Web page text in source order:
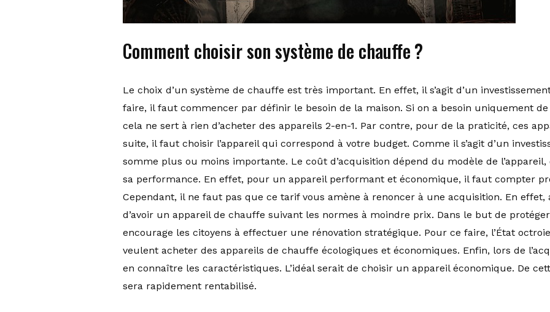
Comment choisir son système de chauffe ?
Le choix d’un système de chauffe est très important. En effet, il s’agit d’un
faire, il faut commencer par définir le besoin de la maison. Si on a besoin uniquement
cela ne sert à rien d’acheter des appareils 2-en-1. Par contre, pour de la praticité, ces
suite, il faut choisir l’appareil qui correspond à votre budget. Comme il s’agit d’un
somme plus ou moins importante. Le coût d’acquisition dépend du modèle de
sa performance. En effet, pour un appareil performant et économique, il faut compter
Cependant, il ne faut pas que ce tarif vous amène à renoncer à une acquisition. En effet,
d’avoir un appareil de chauffe suivant les normes à moindre prix. Dans le but de protéger
encourage les citoyens à effectuer une rénovation stratégique. Pour ce faire, l’État
veulent acheter des appareils de chauffe écologiques et économiques. Enfin, lors de
en connaître les caractéristiques. L’idéal serait de choisir un appareil économique. De
sera rapidement rentabilisé.